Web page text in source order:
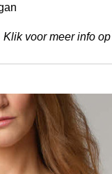
Klik voor meer info